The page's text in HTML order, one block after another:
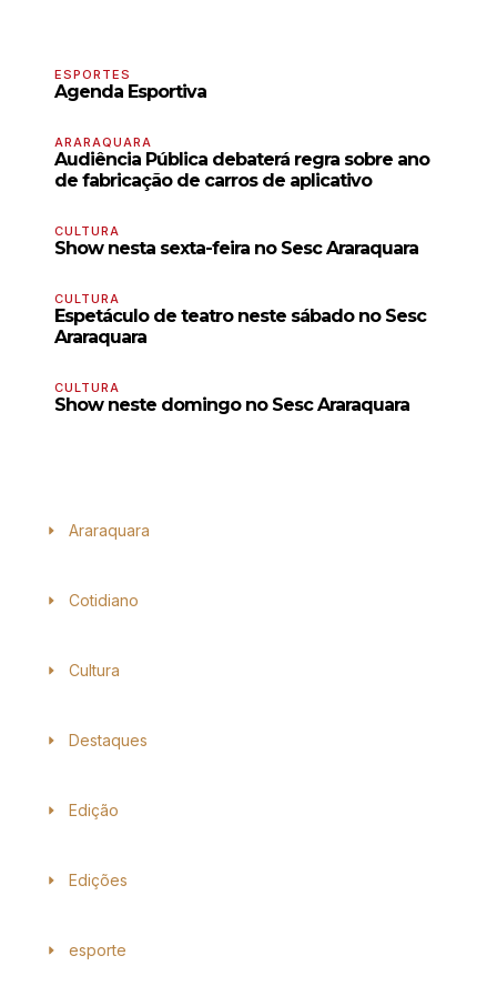
ESPORTES
Agenda Esportiva
ARARAQUARA
Audiência Pública debaterá regra sobre ano
de fabricação de carros de aplicativo
CULTURA
Show nesta sexta-feira no Sesc Araraquara
CULTURA
Espetáculo de teatro neste sábado no Sesc
Araraquara
CULTURA
Show neste domingo no Sesc Araraquara
Araraquara
Cotidiano
Cultura
Destaques
Edição
Edições
esporte